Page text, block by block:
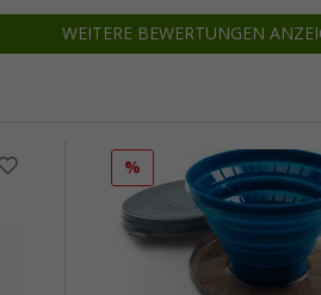
WEITERE BEWERTUNGEN
%